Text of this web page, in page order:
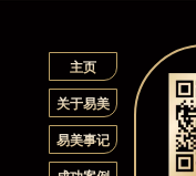
主页
关于易美
易美事记